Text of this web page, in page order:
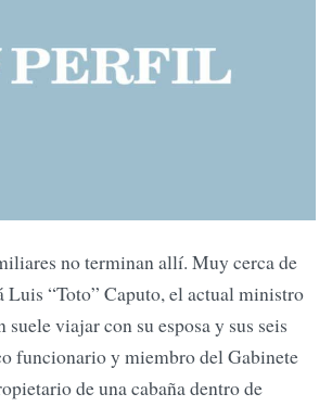
no terminan allí. Muy cerca de
Luis “Toto” Caputo, el actual ministro
suele viajar con su esposa y sus seis
funcionario y miembro del Gabinete
de una cabaña dentro de